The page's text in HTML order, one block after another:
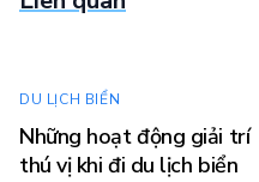
DU LỊCH BIỂN
Những hoạt động giải trí
thú vị khi đi du lịch biển